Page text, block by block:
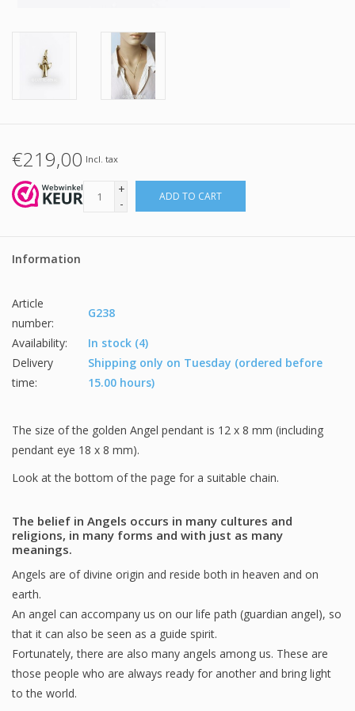
€219,00 Incl. tax
+
-
ADD TO CART
Information
Article
number:
G238
Availability:
In stock (4)
Delivery
time:
Shipping only on Tuesday (ordered before
15.00 hours)
The size of the golden Angel pendant is 12 x 8 mm (including
pendant eye 18 x 8 mm).
Look at the bottom of the page for a suitable chain.
The belief in Angels occurs in many cultures and
religions, in many forms and with just as many
meanings.
Angels are of divine origin and reside both in heaven and on
earth.
An angel can accompany us on our life path (guardian angel), so
that it can also be seen as a guide spirit.
Fortunately, there are also many angels among us. These are
those people who are always ready for another and bring light
to the world.